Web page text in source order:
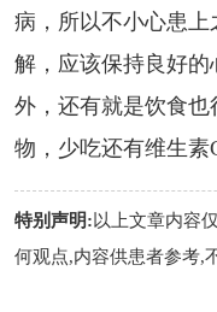
病，所以不小心患
解，应该保持良好的
外，还有就是饮食
物，少吃还有维生素
特别声明:以上文章内容
何观点,内容供患者参考,